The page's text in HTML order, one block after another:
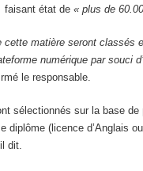
faisant état de« plus de
cette matière seront classés
numérique par souci
le responsable.
sélectionnés sur la base de
diplôme (licence d’Anglais
dit.